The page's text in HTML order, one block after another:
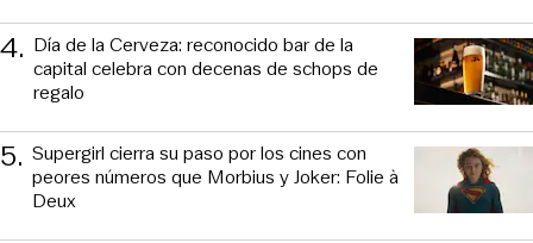
4. Día de la Cerveza: reconocido bar de la
capital celebra con decenas de schops de
regalo
5. Supergirl cierra su paso por los cines con
peores números que Morbius y Joker: Folie à
Deux